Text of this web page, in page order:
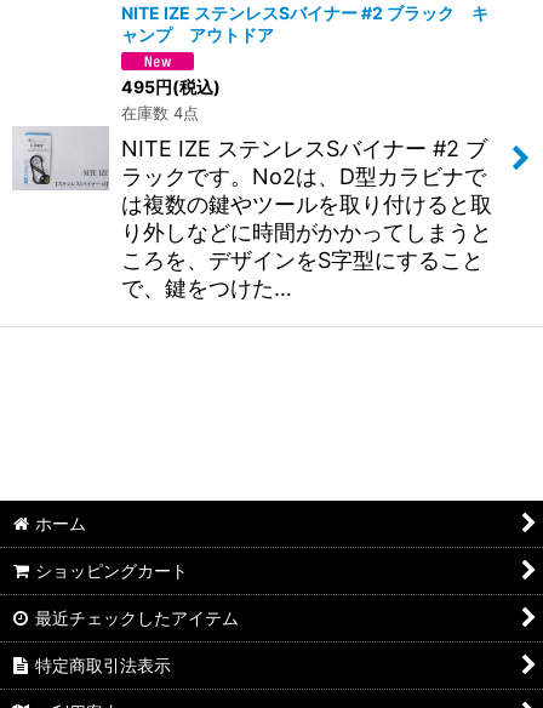
NITE IZE ステンレスSバイナー #2 ブラック キ
ャンプ アウトドア
495円(税込)
在庫数 4点
NITE IZE ステンレスSバイナー #2 ブ
ラックです。No2は、D型カラビナで
は複数の鍵やツールを取り付けると取
り外しなどに時間がかかってしまうと
ころを、デザインをS字型にすること
で、鍵をつけた…
ホーム
ショッピングカート
最近チェックしたアイテム
特定商取引法表示